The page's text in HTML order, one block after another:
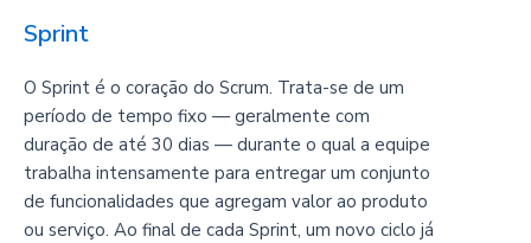
Sprint
O Sprint é o coração do Scrum. Trata-se de um
período de tempo fixo — geralmente com
duração de até 30 dias — durante o qual a equipe
trabalha intensamente para entregar um conjunto
de funcionalidades que agregam valor ao produto
ou serviço. Ao final de cada Sprint, um novo ciclo já